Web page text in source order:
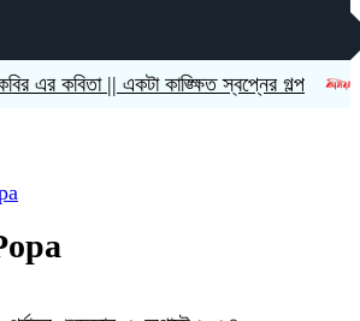
|| একটা কাঙ্ক্ষিত স্বপ্নের গল্প রীতি